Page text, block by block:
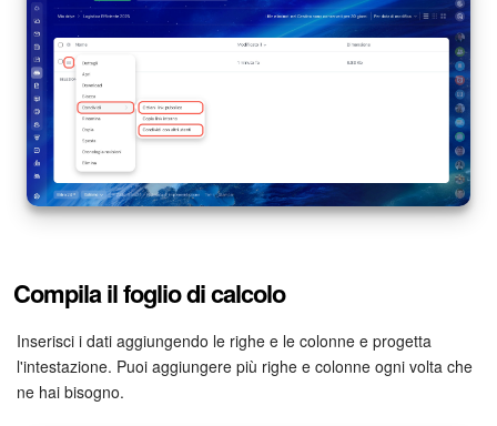
Bitrix24 On-Premise
Bitrix24 Messenger
Domande generali
INIZIA GRATIS
Compila il foglio di calcolo
Inserisci i dati aggiungendo le righe e le colonne e progetta
l'intestazione. Puoi aggiungere più righe e colonne ogni volta che
ne hai bisogno.